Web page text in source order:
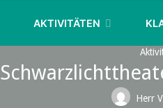
AKTIVITÄTEN
Herr